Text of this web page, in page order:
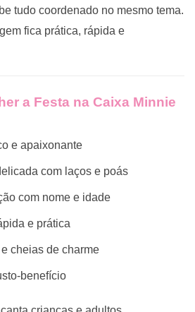
tudo coordenado no mesmo tema.
fica prática, rápida e
a Festa na Caixa Minnie
e apaixonante
com laços e poás
com nome e idade
e prática
cheias de charme
benefício